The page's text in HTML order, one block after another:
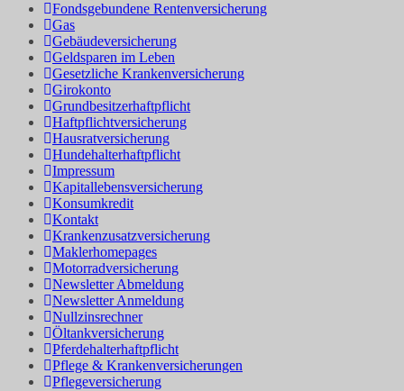
Fondsgebundene Rentenversicherung
Gas
Gebäudeversicherung
Geldsparen im Leben
Gesetzliche Krankenversicherung
Girokonto
Grundbesitzerhaftpflicht
Haftpflichtversicherung
Hausratversicherung
Hundehalterhaftpflicht
Impressum
Kapitallebensversicherung
Konsumkredit
Kontakt
Krankenzusatzversicherung
Maklerhomepages
Motorradversicherung
Newsletter Abmeldung
Newsletter Anmeldung
Nullzinsrechner
Öltankversicherung
Pferdehalterhaftpflicht
Pflege & Krankenversicherungen
Pflegeversicherung